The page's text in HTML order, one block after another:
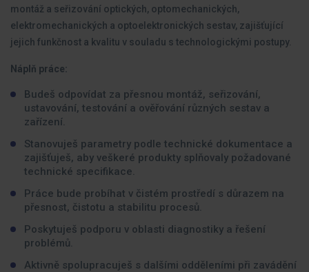
montáž a seřizování optických, optomechanických,
elektromechanických a optoelektronických sestav, zajišťující
jejich funkčnost a kvalitu v souladu s technologickými postupy.
Náplň práce:
Budeš odpovídat za přesnou montáž, seřizování,
ustavování, testování a ověřování různých sestav a
zařízení.
Stanovuješ parametry podle technické dokumentace a
zajišťuješ, aby veškeré produkty splňovaly požadované
technické specifikace.
Práce bude probíhat v čistém prostředí s důrazem na
přesnost, čistotu a stabilitu procesů.
Poskytuješ podporu v oblasti diagnostiky a řešení
problémů.
Aktivně spolupracuješ s dalšími odděleními při zavádění